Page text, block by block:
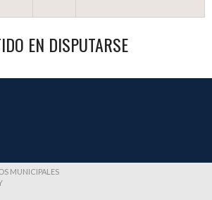
EN DISPUTARSE
MUNICIPALES